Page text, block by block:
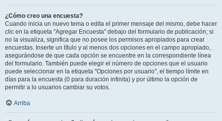
¿Cómo creo una encuesta?
Cuando inicia un nuevo tema o edita el primer mensaje del mismo, debe hacer
clic en la etiqueta "Agregar Encuesta" debajo del formulario de publicación; si
no la visualiza, significa que no posee los permisos apropiados para crear
encuestas. Inserte un título y al menos dos opciones en el campo apropiado,
asegurándose de que cada opción se encuentre en la correspondiente línea
del formulario. También puede elegir el número de opciones que el usuario
puede seleccionar en la etiqueta "Opciones por usuario", el tiempo límite en
días para la encuesta (0 para duración infinita) y por último la opción de
permitir a lo usuarios cambiar su votos.
Arriba